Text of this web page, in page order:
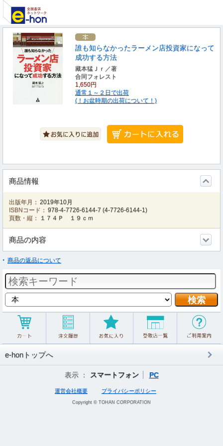
誰も知らなかったラーメン店投資家になって
成功する方法
藏本猛Ｊｒ／著
合同フォレスト
1,650円
通常１～２日で出荷
(！お盆時期の出荷について！)
商品情報
出版年月： 2019年10月
ISBNコード： 978-4-7726-6144-7 (4-7726-6144-1)
頁数・縦：
１７４Ｐ １９ｃｍ
商品の内容
商品の返品について
e-honトップへ
表示 ： スマートフォン PC
運営会社概要 プライバシーポリシー
Copyright © TOHAN CORPORATION